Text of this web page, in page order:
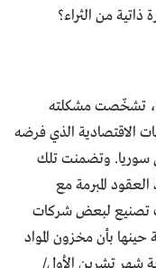
من الثراء؟
توعّكَ سوق الدواء السوري منذ العام 2012، تشخّصت مشكلته
الاقتصادية الذي فرضه
سوريا. وتضمنت تلك
المبرمة مع
تصنيع لبعض شركات
حينها بأن مخزون المواد
شهر تشرين الأول/